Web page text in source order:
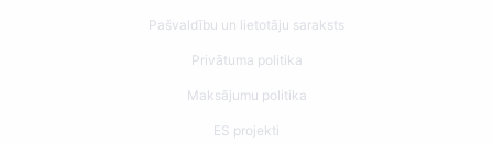
Pašvaldību un lietotāju saraksts
Privātuma politika
Maksājumu politika
ES projekti